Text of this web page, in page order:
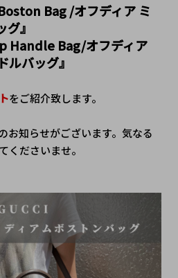
Bag /オフディア ミ
グ』
Handle Bag/オフディア
ルバッグ』
をご紹介致します。
お知らせがございます。気なる
くださいませ。